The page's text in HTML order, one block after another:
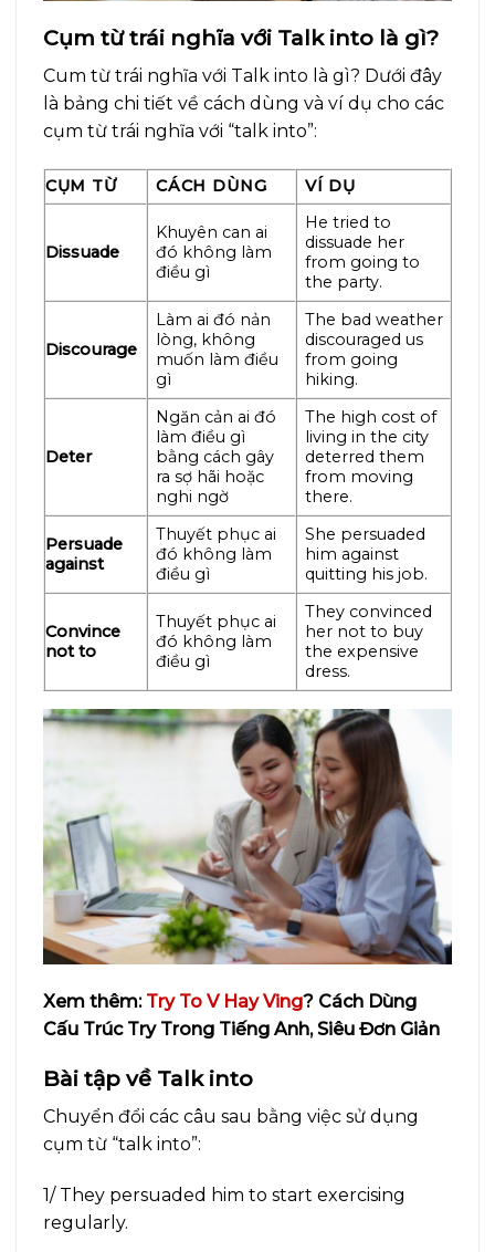
Cụm từ trái nghĩa với Talk into là gì?
Cum từ trái nghĩa với Talk into là gì? Dưới đây
là bảng chi tiết về cách dùng và ví dụ cho các
cụm từ trái nghĩa với “talk into”:
CỤM TỪ CÁCH DÙNG VÍ DỤ
Dissuade
Khuyên can ai
đó không làm
điều gì
He tried to
dissuade her
from going to
the party.
Discourage
Làm ai đó nản
lòng, không
muốn làm điều
gì
The bad weather
discouraged us
from going
hiking.
Deter
Ngăn cản ai đó
làm điều gì
bằng cách gây
ra sợ hãi hoặc
nghi ngờ
The high cost of
living in the city
deterred them
from moving
there.
Persuade
against
Thuyết phục ai
đó không làm
điều gì
She persuaded
him against
quitting his job.
Convince
not to
Thuyết phục ai
đó không làm
điều gì
They convinced
her not to buy
the expensive
dress.
Xem thêm: Try To V Hay Ving? Cách Dùng
Cấu Trúc Try Trong Tiếng Anh, Siêu Đơn Giản
Bài tập về Talk into
Chuyển đổi các câu sau bằng việc sử dụng
cụm từ “talk into”:
1/ They persuaded him to start exercising
regularly.